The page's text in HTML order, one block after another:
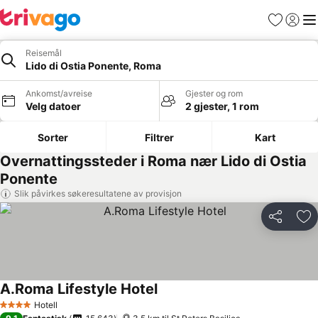
Favoritter
Logg
Reisemål
Lido di Ostia Ponente, Roma
Ankomst/avreise
Velg datoer
Gjester og rom
2 gjester, 1 rom
Sorter Filtrer Kart
Overnattingssteder i Roma nær Lido di Ostia
Ponente
Slik påvirkes søkeresultatene av provisjon
Del
4 StjernerHotell
A.Roma Lifestyle Hotel